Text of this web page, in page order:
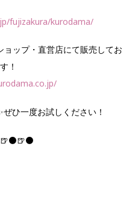
fujizakura/kurodama/
ョップ・直営店にて販売してお
！
ひ一度お試しください！